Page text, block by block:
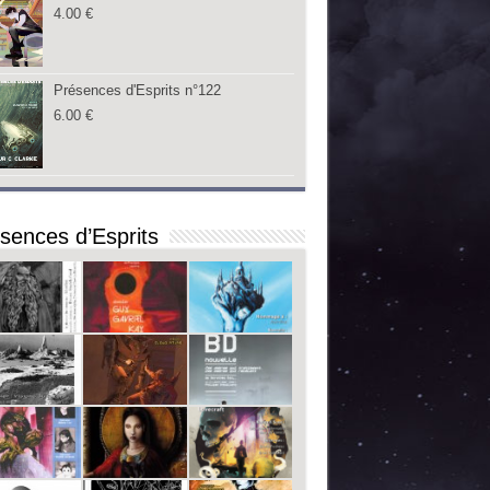
4.00 €
Présences d'Esprits n°122
6.00 €
d’Esprits